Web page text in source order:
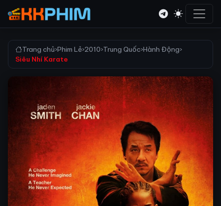
Trang chủ›Phim Lẻ›2010›Trung Quốc›Hành Động›
Siêu Nhí Karate